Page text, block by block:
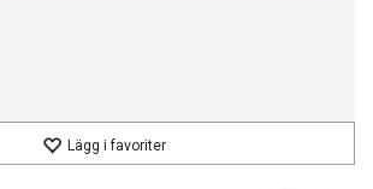
Lägg i favoriter